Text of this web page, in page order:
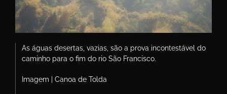
As águas desertas, vazias, são a prova incontestável do
caminho para o fim do rio São Francisco.
Imagem | Canoa de Tolda